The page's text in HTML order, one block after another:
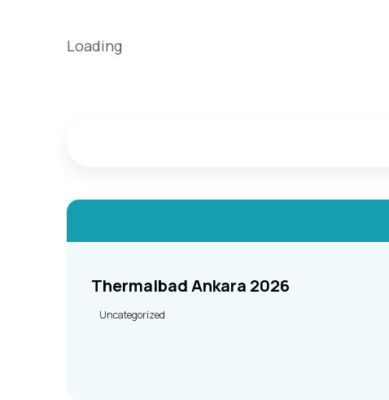
Loading
Thermalbad Ankara 2026
Uncategorized